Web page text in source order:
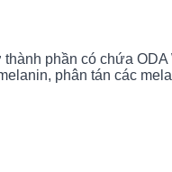
phần có chứa
phân tán các